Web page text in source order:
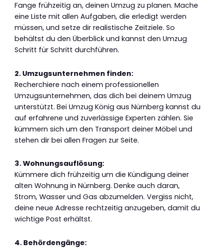
Fange frühzeitig an, deinen Umzug zu planen. Mache
eine Liste mit allen Aufgaben, die erledigt werden
müssen, und setze dir realistische Zeitziele. So
behältst du den Überblick und kannst den Umzug
Schritt für Schritt durchführen.
2. Umzugsunternehmen finden:
Recherchiere nach einem professionellen
Umzugsunternehmen, das dich bei deinem Umzug
unterstützt. Bei Umzug König aus Nürnberg kannst du
auf erfahrene und zuverlässige Experten zählen. Sie
kümmern sich um den Transport deiner Möbel und
stehen dir bei allen Fragen zur Seite.
3. Wohnungsauflösung:
Kümmere dich frühzeitig um die Kündigung deiner
alten Wohnung in Nürnberg. Denke auch daran,
Strom, Wasser und Gas abzumelden. Vergiss nicht,
deine neue Adresse rechtzeitig anzugeben, damit du
wichtige Post erhältst.
4. Behördengänge: